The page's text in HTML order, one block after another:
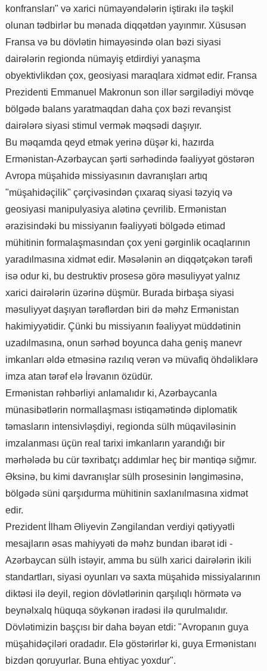
konfransları" və xarici nümayəndələrin iştirakı ilə təşkil
olunan tədbirlər bu mənada diqqətdən yayınmır. Xüsusən
Fransa və bu dövlətin himayəsində olan bəzi siyasi
dairələrin regionda nümayiş etdirdiyi yanaşma
obyektivlikdən çox, geosiyasi maraqlara xidmət edir. Fransa
Prezidenti Emmanuel Makronun son illər sərgilədiyi mövqe
bölgədə balans yaratmaqdan daha çox bəzi revanşist
dairələrə siyasi stimul vermək məqsədi daşıyır.
Bu məqamda qeyd etmək yerinə düşər ki, hazırda
Ermənistan-Azərbaycan şərti sərhədində fəaliyyət göstərən
Avropa müşahidə missiyasının davranışları artıq
"müşahidəçilik" çərçivəsindən çıxaraq siyasi təzyiq və
geosiyasi manipulyasiya alətinə çevrilib. Ermənistan
ərazisindəki bu missiyanın fəaliyyəti bölgədə etimad
mühitinin formalaşmasından çox yeni gərginlik ocaqlarının
yaradılmasına xidmət edir. Məsələnin ən diqqətçəkən tərəfi
isə odur ki, bu destruktiv prosesə görə məsuliyyət yalnız
xarici dairələrin üzərinə düşmür. Burada birbaşa siyasi
məsuliyyət daşıyan tərəflərdən biri də məhz Ermənistan
hakimiyyətidir. Çünki bu missiyanın fəaliyyət müddətinin
uzadılmasına, onun sərhəd boyunca daha geniş manevr
imkanları əldə etməsinə razılıq verən və müvafiq öhdəliklərə
imza atan tərəf elə İrəvanın özüdür.
Ermənistan rəhbərliyi anlamalıdır ki, Azərbaycanla
münasibətlərin normallaşması istiqamətində diplomatik
təmasların intensivləşdiyi, regionda sülh müqaviləsinin
imzalanması üçün real tarixi imkanların yarandığı bir
mərhələdə bu cür təxribatçı addımlar heç bir məntiqə sığmır.
Əksinə, bu kimi davranışlar sülh prosesinin ləngiməsinə,
bölgədə süni qarşıdurma mühitinin saxlanılmasına xidmət
edir.
Prezident İlham Əliyevin Zəngilandan verdiyi qətiyyətli
mesajların əsas mahiyyəti də məhz bundan ibarət idi -
Azərbaycan sülh istəyir, amma bu sülh xarici dairələrin ikili
standartları, siyasi oyunları və saxta müşahidə missiyalarının
diktəsi ilə deyil, region dövlətlərinin qarşılıqlı hörmətə və
beynəlxalq hüquqa söykənən iradəsi ilə qurulmalıdır.
Dövlətimizin başçısı bir daha bəyan etdi: "Avropanın guya
müşahidəçiləri oradadır. Elə göstərirlər ki, guya Ermənistanı
bizdən qoruyurlar. Buna ehtiyac yoxdur".